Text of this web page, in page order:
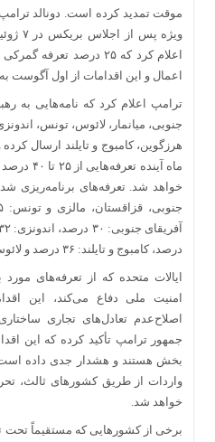
موقت تمدید کرده است. دونالد
اعلام کرد که ۲۵ درصد
اعمال و این اقدامات از اول آگوست
ترامپ اعلام کرد که نامه‌هایی به
جنوبی، میانمار، لائوس، تونس،
هرزگوین، کامبوج و تایلند ارسال
ماه
خواهد شد. تعرفه‌های برنامه‌ریزی
درصد، کامبوج و تایلند: ۳۶ درصد و لائوس و میانمار: ۴۰ درصد.
ایالات متحده که از تعرفه‌های
امنیت ملی دفاع می‌کند، این
اصلاح‌عدم تعادل‌های تجاری
جمهور ترامپ تأکید کرده که این
بخش هستند و هشدار جدی داده
واردات از طریق کشورهای ثالث،
خواهد شد.
برخی از کشورهایی که مستقیماً تحت